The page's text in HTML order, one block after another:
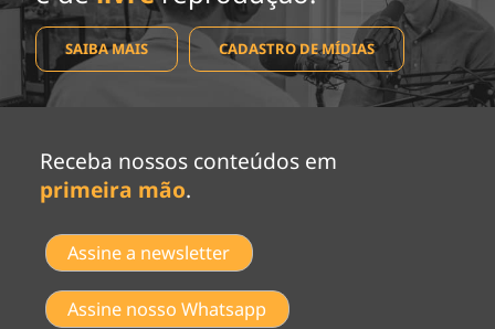
SAIBA MAIS CADASTRO DE MÍDIAS
Receba nossos conteúdos em
primeira mão.
Assine a newsletter
Assine nosso Whatsapp